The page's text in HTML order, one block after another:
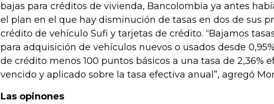
bajas para créditos de vivienda, Bancolombia ya antes
el plan en el que hay disminución de tasas en dos de sus
crédito de vehículo Sufi y tarjetas de crédito. “Bajamos
para adquisición de vehículos nuevos o usados desde
de crédito menos 100 puntos básicos a una tasa de 2,36%
vencido y aplicado sobre la tasa efectiva anual”, agregó
Las opinones